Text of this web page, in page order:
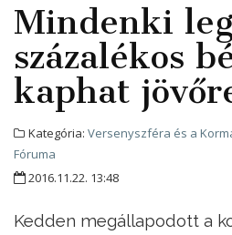
Mindenki
százalékos
kaphat
Kategória: Versenyszféra és a
Fóruma
2016.11.22. 13:48
Kedden megállapodott a